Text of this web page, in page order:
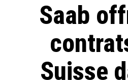
Saab
Suisse